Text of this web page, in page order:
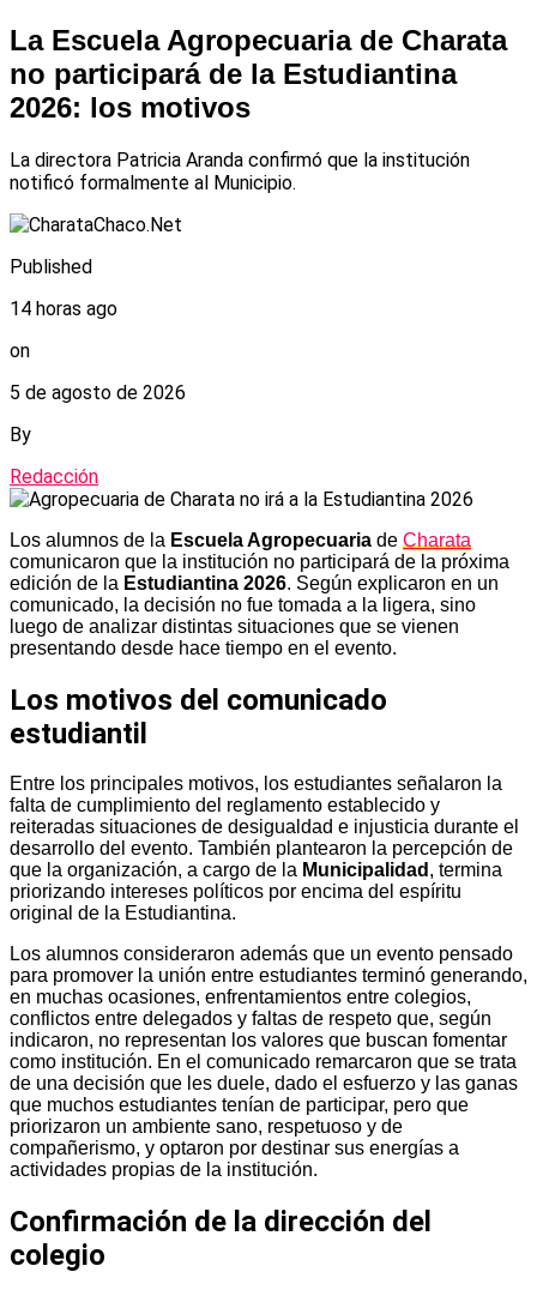
La Escuela Agropecuaria de Charata
no participará de la Estudiantina
2026: los motivos
La directora Patricia Aranda confirmó que la institución
notificó formalmente al Municipio.
Published
14 horas ago
on
5 de agosto de 2026
By
Redacción
Los alumnos de la Escuela Agropecuaria de Charata
comunicaron que la institución no participará de la próxima
edición de la Estudiantina 2026. Según explicaron en un
comunicado, la decisión no fue tomada a la ligera, sino
luego de analizar distintas situaciones que se vienen
presentando desde hace tiempo en el evento.
Los motivos del comunicado
estudiantil
Entre los principales motivos, los estudiantes señalaron la
falta de cumplimiento del reglamento establecido y
reiteradas situaciones de desigualdad e injusticia durante el
desarrollo del evento. También plantearon la percepción de
que la organización, a cargo de la Municipalidad , termina
priorizando intereses políticos por encima del espíritu
original de la Estudiantina.
Los alumnos consideraron además que un evento pensado
para promover la unión entre estudiantes terminó generando,
en muchas ocasiones, enfrentamientos entre colegios,
conflictos entre delegados y faltas de respeto que, según
indicaron, no representan los valores que buscan fomentar
como institución. En el comunicado remarcaron que se trata
de una decisión que les duele, dado el esfuerzo y las ganas
que muchos estudiantes tenían de participar, pero que
priorizaron un ambiente sano, respetuoso y de
compañerismo, y optaron por destinar sus energías a
actividades propias de la institución.
Confirmación de la dirección del
colegio